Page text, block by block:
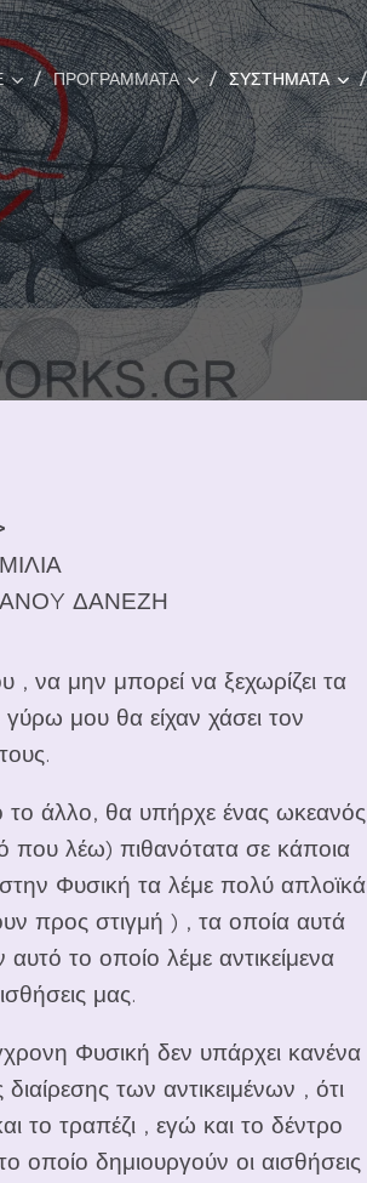
ΠΡΟΓΡΆΜΜΑΤΑ ΣΥΣΤΗΜΑΤΑ
ΔΑΝΕΖΗ
να μην μπορεί να ξεχωρίζει τα
μου θα είχαν χάσει τον
το άλλο, θα υπήρχε ένας ωκεανός
που λέω) πιθανότατα σε κάποια
Φυσική τα λέμε πολύ απλοϊκά
προς στιγμή ) , τα οποία αυτά
το οποίο λέμε αντικείμενα
μας.
Φυσική δεν υπάρχει κανένα
των αντικειμένων , ότι
το τραπέζι , εγώ και το δέντρο
οποίο δημιουργούν οι αισθήσεις